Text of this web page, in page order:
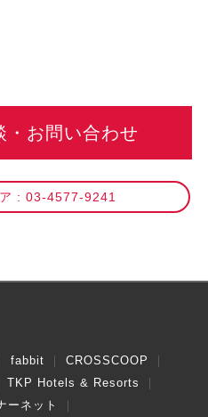
・お問い合わせ
: 03-4577-9241
fabbit
CROSSCOOP
TKP Hotels & Resorts
ーネット